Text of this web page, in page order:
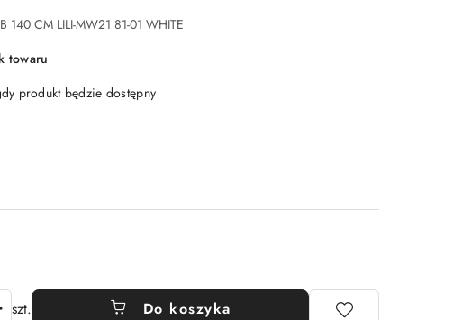
140 CM LILI-MW21 81-01 WHITE
towaru
produkt będzie dostępny
szt. Do koszyka